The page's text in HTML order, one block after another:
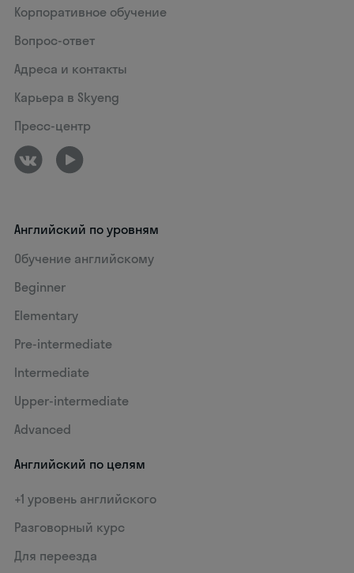
Корпоративное обучение
Вопрос-ответ
Адреса и контакты
Карьера в Skyeng
Пресс-центр
Английский по уровням
Обучение английскому
Beginner
Elementary
Pre-intermediate
Intermediate
Upper-intermediate
Advanced
Английский по целям
+1 уровень английского
Разговорный курс
Для переезда